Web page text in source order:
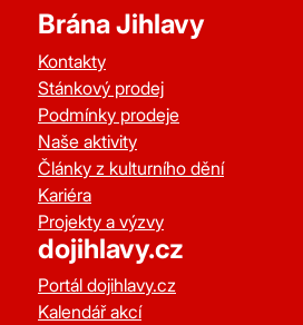
Brána Jihlavy
Kontakty
Stánkový prodej
Podmínky prodeje
Naše aktivity
Články z kulturního dění
Kariéra
Projekty a výzvy
dojihlavy.cz
Portál dojihlavy.cz
Kalendář akcí